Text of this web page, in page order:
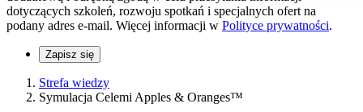
dotyczących szkoleń, rozwoju spotkań i specjalnych ofert na
podany adres e-mail. Więcej informacji w Polityce prywatności.
Zapisz się
Strefa wiedzy
Symulacja Celemi Apples & Oranges™